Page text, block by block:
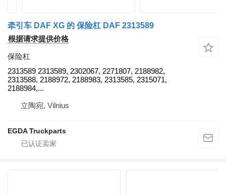
牵引车 DAF XG 的 保险杠 DAF 2313589
根据请求提供价格
保险杠
2313589 2313589, 2302067, 2271807, 2188982,
2313588, 2188972, 2188983, 2313585, 2315071,
2188984,...
立陶宛, Vilnius
EGDA Truckparts